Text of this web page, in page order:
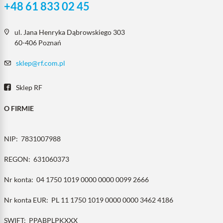
+48 61 833 02 45
ul. Jana Henryka Dąbrowskiego 303
60-406 Poznań
sklep@rf.com.pl
Sklep RF
O FIRMIE
NIP: 7831007988
REGON: 631060373
Nr konta: 04 1750 1019 0000 0000 0099 2666
Nr konta EUR: PL 11 1750 1019 0000 0000 3462 4186
SWIFT: PPABPLPKXXX